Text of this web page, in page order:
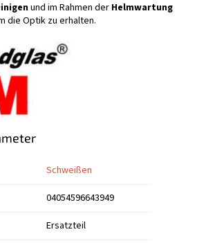
und im Rahmen der Helmwartung
die Optik zu erhalten.
Schweißen
04054596643949
Ersatzteil